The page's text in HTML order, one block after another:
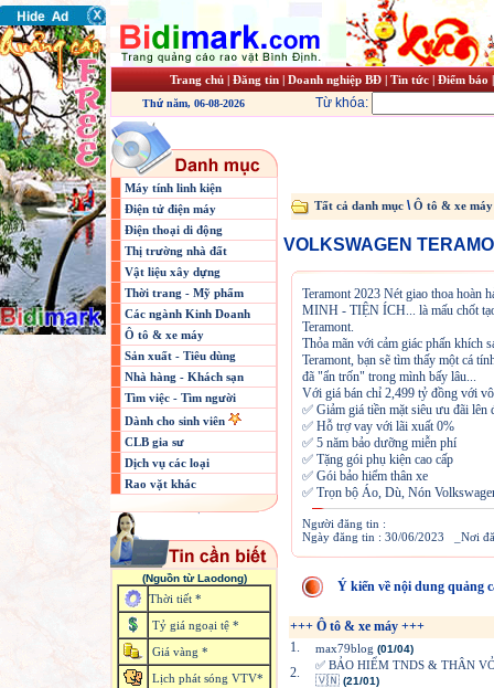
Trang chủ|Đăng tin|Doanh nghiệp BĐ|Tin tức|Điểm báo
Thứ năm, 06-08-2026 Từ khóa:
Máy tính linh kiện
Điện tử điện máy
Điện thoại di động
Thị trường nhà đất
Vật liệu xây dựng
Thời trang - Mỹ phẩm
Các ngành Kinh Doanh
Ô tô & xe máy
Sản xuất - Tiêu dùng
Nhà hàng - Khách sạn
Tìm việc - Tìm người
Dành cho sinh viên
CLB gia sư
Dịch vụ các loại
Rao vặt khác
(Nguồn từ Laodong)
Thời tiết *
Tỷ giá ngoại tệ *
Giá vàng *
Lịch phát sóng VTV*
Tất cả danh mục \Ô tô & xe máy
VOLKSWAGEN
Teramont 2023 Nét giao thoa
MINH - TIỆN ÍCH... là mấu chốt
Teramont.
Thỏa mãn với cảm giác phấn khích
Teramont, bạn sẽ tìm thấy một cá
đã "ẩn trốn" trong mình bấy lâu...
Với giá bán chỉ 2,499 tỷ đồng với
✅ Giảm giá tiền mặt siêu ưu đãi lên
✅ Hỗ trợ vay với lãi xuất 0%
✅ 5 năm bảo dưỡng miễn phí
✅ Tặng gói phụ kiện cao cấp
✅ Gói bảo hiểm thân xe
✅ Trọn bộ Áo, Dù, Nón
Người đăng tin :
Ngày đăng tin : 30/06/2023 _Nơi
Ý kiến về nội dung quảng
+++ Ô tô & xe máy +++
1.
max79blog (01/04)
2.
✅ BẢO HIỂM TNDS & THÂN
🇻🇳 (21/01)